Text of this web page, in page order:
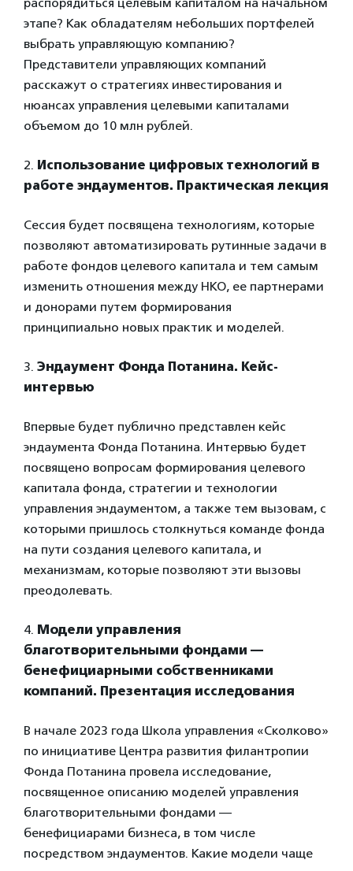
этапе? Как обладателям небольших портфелей
выбрать управляющую компанию?
Представители управляющих компаний
расскажут о стратегиях инвестирования и
нюансах управления целевыми капиталами
объемом до 10 млн рублей.
2. Использование цифровых технологий в
работе эндаументов. Практическая лекция
Сессия будет посвящена технологиям, которые
позволяют автоматизировать рутинные задачи в
работе фондов целевого капитала и тем самым
изменить отношения между НКО, ее партнерами
и донорами путем формирования
принципиально новых практик и моделей.
3. Эндаумент Фонда Потанина. Кейс-
интервью
Впервые будет публично представлен кейс
эндаумента Фонда Потанина. Интервью будет
посвящено вопросам формирования целевого
капитала фонда, стратегии и технологии
управления эндаументом, а также тем вызовам, с
которыми пришлось столкнуться команде фонда
на пути создания целевого капитала, и
механизмам, которые позволяют эти вызовы
преодолевать.
4. Модели управления
благотворительными фондами —
бенефициарными собственниками
компаний. Презентация исследования
В начале 2023 года Школа управления «Сколково»
по инициативе Центра развития филантропии
Фонда Потанина провела исследование,
посвященное описанию моделей управления
благотворительными фондами —
бенефициарами бизнеса, в том числе
посредством эндаументов. Какие модели чаще